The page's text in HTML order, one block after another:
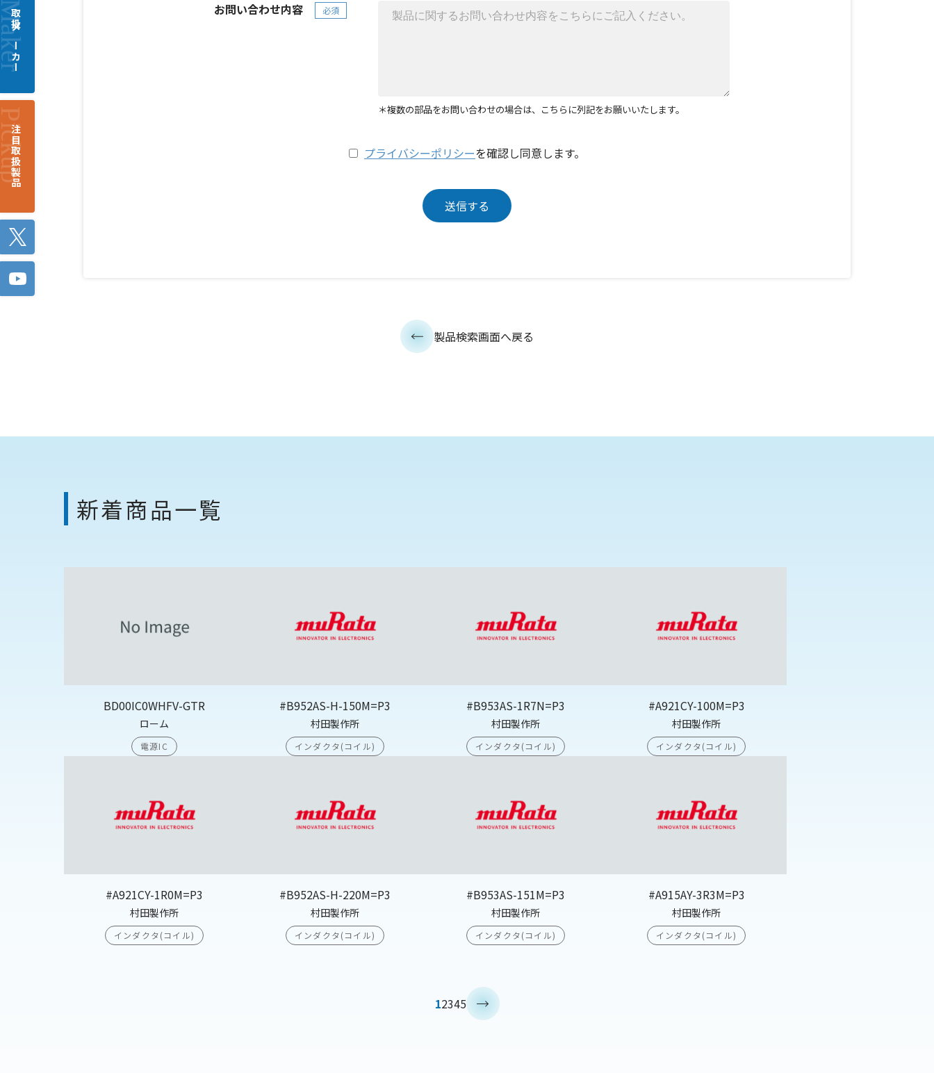
お問い合わせ内容 必須
＊複数の部品をお問い合わせの場合は、こちらに列記をお願いいたします。
プライバシーポリシーを確認し同意します。
製品検索画面へ戻る
新着商品一覧
BD00IC0WHFV-GTR
ローム
電源IC
#B952AS-H-150M=P3
村田製作所
インダクタ(コイル)
#B953AS-1R7N=P3
村田製作所
インダクタ(コイル)
#A921CY-100M=P3
村田製作所
インダクタ(コイル)
#A921CY-1R0M=P3
村田製作所
インダクタ(コイル)
#B952AS-H-220M=P3
村田製作所
インダクタ(コイル)
#B953AS-151M=P3
村田製作所
インダクタ(コイル)
#A915AY-3R3M=P3
村田製作所
インダクタ(コイル)
12345
取扱メーカー
注目取扱製品